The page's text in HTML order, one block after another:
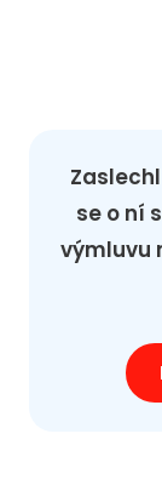
se o ní
výmluvu